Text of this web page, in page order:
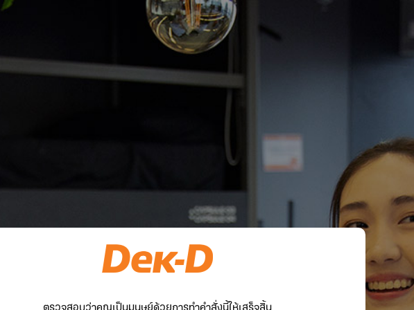
ตรวจสอบว่าคุณเป็นมนุษย์ด้วยการทำคำสั่งนี้ให้เสร็จสิ้น